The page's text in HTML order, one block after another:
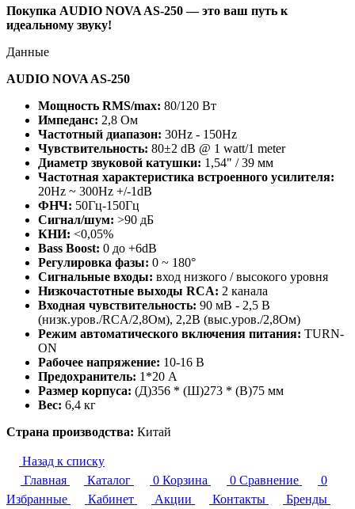
Покупка AUDIO NOVA AS-250 — это ваш путь к
идеальному звуку!
Данные
AUDIO NOVA AS-250
Мощность RMS/max: 80/120 Вт
Импеданс: 2,8 Ом
Частотный диапазон: 30Hz - 150Hz
Чувствительность: 80±2 dB @ 1 watt/1 meter
Диаметр звуковой катушки: 1,54" / 39 мм
Частотная характеристика встроенного усилителя:
20Hz ~ 300Hz +/-1dB
ФНЧ: 50Гц-150Гц
Сигнал/шум: >90 дБ
КНИ: <0,05%
Bass Boost: 0 до +6dB
Регулировка фазы: 0 ~ 180°
Сигнальные входы: вход низкого / высокого уровня
Низкочастотные выходы RCA: 2 канала
Входная чувствительность: 90 мВ - 2,5 В
(низк.уров./RCA/2,8Ом), 2,2В (выс.уров./2,8Ом)
Режим автоматического включения питания: TURN-
ON
Рабочее напряжение: 10-16 В
Предохранитель: 1*20 А
Размер корпуса: (Д)356 * (Ш)273 * (В)75 мм
Вес: 6,4 кг
Страна производства: Китай
Назад к списку
Главная
Каталог 0 Корзина 0 Сравнение
0
Избранные
Кабинет Акции Контакты
Бренды